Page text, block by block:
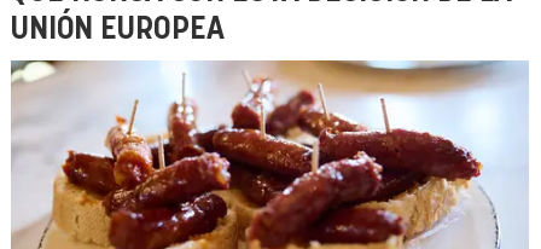
UNIÓN EUROPEA